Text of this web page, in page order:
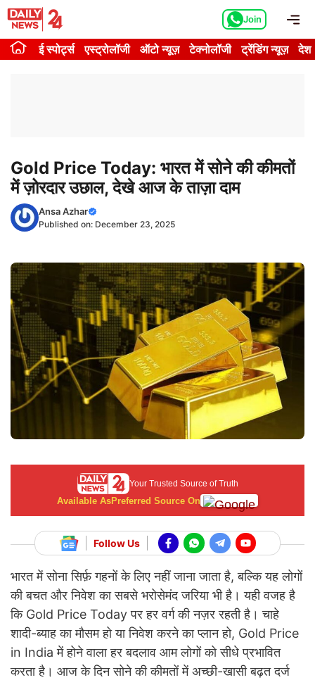
Skip
content
Join
ई स्पोर्ट्स एस्ट्रोलॉजी ऑटो न्यूज़ टेक्नोलॉजी ट्रेंडिंग न्यूज़ देश
Gold Price Today: भारत में सोने की कीमतों
में ज़ोरदार उछाल, देखे आज के ताज़ा दाम
Ansa Azhar
Published on: December 23, 2025
Your Trusted Source of Truth
Available AsPreferred Source On
Follow Us
भारत में सोना सिर्फ़ गहनों के लिए नहीं जाना जाता है, बल्कि यह लोगों
की बचत और निवेश का सबसे भरोसेमंद जरिया भी है। यही वजह है
कि Gold Price Today पर हर वर्ग की नज़र रहती है। चाहे
शादी-ब्याह का मौसम हो या निवेश करने का प्लान हो, Gold Price
in India में होने वाला हर बदलाव आम लोगों को सीधे प्रभावित
करता है। आज के दिन सोने की कीमतों में अच्छी-खासी बढ़त दर्ज